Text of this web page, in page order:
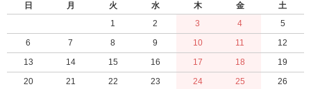
日
月 火 水 木 金
土
1
2 3 4
5
6
7 8 9 10 11
12
13
14 15 16 17 18
19
20
21 22 23 24 25
26